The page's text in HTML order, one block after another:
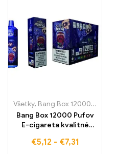
Všetky, Bang Box 12000 Pufov
Bang Box 12000 Pufov
E-cigareta kvalitné
cigarety s mystickou
€5,12 - €7,31